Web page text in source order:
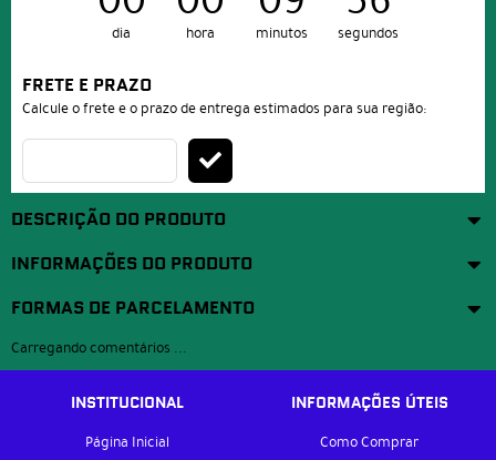
dia hora minutos segundos
FRETE E PRAZO
Calcule o frete e o prazo de entrega estimados para sua região:
DESCRIÇÃO DO PRODUTO
INFORMAÇÕES DO PRODUTO
FORMAS DE PARCELAMENTO
Carregando comentários ...
INSTITUCIONAL
Página Inicial
INFORMAÇÕES ÚTEIS
Como Comprar